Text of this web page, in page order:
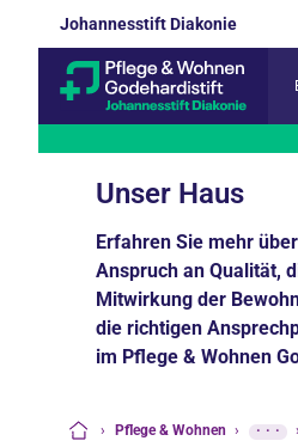
Johannesstift Diakonie
Unser Haus
Erfahren Sie mehr
Anspruch an Qualität,
Mitwirkung der
die richtigen
im Pflege & Wohnen
› Pflege & Wohnen › ··· ›